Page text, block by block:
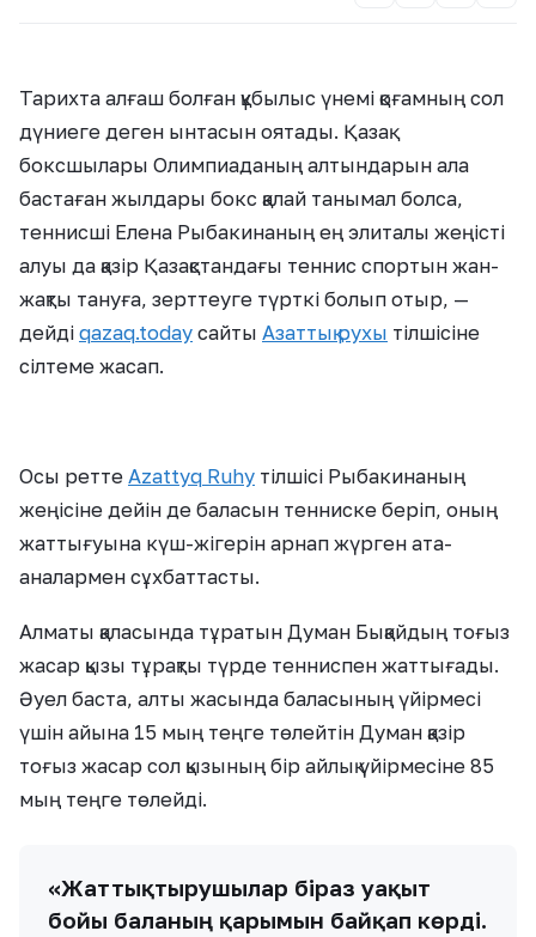
Тарихта алғаш болған құбылыс үнемі қоғамның сол
дүниеге деген ынтасын оятады. Қазақ
боксшылары Олимпиаданың алтындарын ала
бастаған жылдары бокс қалай танымал болса,
теннисші Елена Рыбакинаның ең элиталы жеңісті
алуы да қазір Қазақстандағы теннис спортын жан-
жақты тануға, зерттеуге түрткі болып отыр, —
дейді qazaq.today сайты Азаттық рухы тілшісіне
сілтеме жасап.
Осы ретте Azattyq Ruhy тілшісі Рыбакинаның
жеңісіне дейін де баласын тенниске беріп, оның
жаттығуына күш-жігерін арнап жүрген ата-
аналармен сұхбаттасты.
Алматы қаласында тұратын Думан Бықайдың тоғыз
жасар қызы тұрақты түрде тенниспен жаттығады.
Әуел баста, алты жасында баласының үйірмесі
үшін айына 15 мың теңге төлейтін Думан қазір
тоғыз жасар сол қызының бір айлық үйірмесіне 85
мың теңге төлейді.
«Жаттықтырушылар біраз уақыт
бойы баланың қарымын байқап көрді.